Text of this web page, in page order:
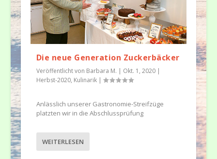
Die neue Generation Zuckerbäcker
Veröffentlicht von Barbara M. | Okt. 1, 2020|
Herbst-2020, Kulinarik|
Anlässlich unserer Gastronomie-Streifzüge
platzten wir in die Abschlussprüfung
WEITERLESEN